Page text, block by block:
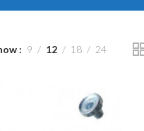
9 12 18 24